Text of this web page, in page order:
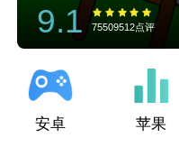
9.1 75509512点评
安卓 苹果